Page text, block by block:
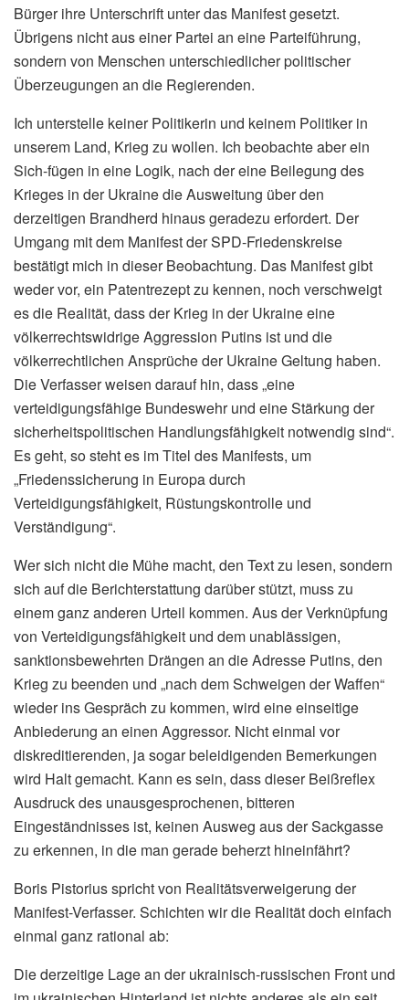
Bürger ihre Unterschrift unter das Manifest gesetzt.
Übrigens nicht aus einer Partei an eine Parteiführung,
sondern von Menschen unterschiedlicher politischer
Überzeugungen an die Regierenden.
Ich unterstelle keiner Politikerin und keinem Politiker in
unserem Land, Krieg zu wollen. Ich beobachte aber ein
Sich-fügen in eine Logik, nach der eine Beilegung des
Krieges in der Ukraine die Ausweitung über den
derzeitigen Brandherd hinaus geradezu erfordert. Der
Umgang mit dem Manifest der SPD-Friedenskreise
bestätigt mich in dieser Beobachtung. Das Manifest gibt
weder vor, ein Patentrezept zu kennen, noch verschweigt
es die Realität, dass der Krieg in der Ukraine eine
völkerrechtswidrige Aggression Putins ist und die
völkerrechtlichen Ansprüche der Ukraine Geltung haben.
Die Verfasser weisen darauf hin, dass „eine
verteidigungsfähige Bundeswehr und eine Stärkung der
sicherheitspolitischen Handlungsfähigkeit notwendig sind“.
Es geht, so steht es im Titel des Manifests, um
„Friedenssicherung in Europa durch
Verteidigungsfähigkeit, Rüstungskontrolle und
Verständigung“.
Wer sich nicht die Mühe macht, den Text zu lesen, sondern
sich auf die Berichterstattung darüber stützt, muss zu
einem ganz anderen Urteil kommen. Aus der Verknüpfung
von Verteidigungsfähigkeit und dem unablässigen,
sanktionsbewehrten Drängen an die Adresse Putins, den
Krieg zu beenden und „nach dem Schweigen der Waffen“
wieder ins Gespräch zu kommen, wird eine einseitige
Anbiederung an einen Aggressor. Nicht einmal vor
diskreditierenden, ja sogar beleidigenden Bemerkungen
wird Halt gemacht. Kann es sein, dass dieser Beißreflex
Ausdruck des unausgesprochenen, bitteren
Eingeständnisses ist, keinen Ausweg aus der Sackgasse
zu erkennen, in die man gerade beherzt hineinfährt?
Boris Pistorius spricht von Realitätsverweigerung der
Manifest-Verfasser. Schichten wir die Realität doch einfach
einmal ganz rational ab:
Die derzeitige Lage an der ukrainisch-russischen Front und